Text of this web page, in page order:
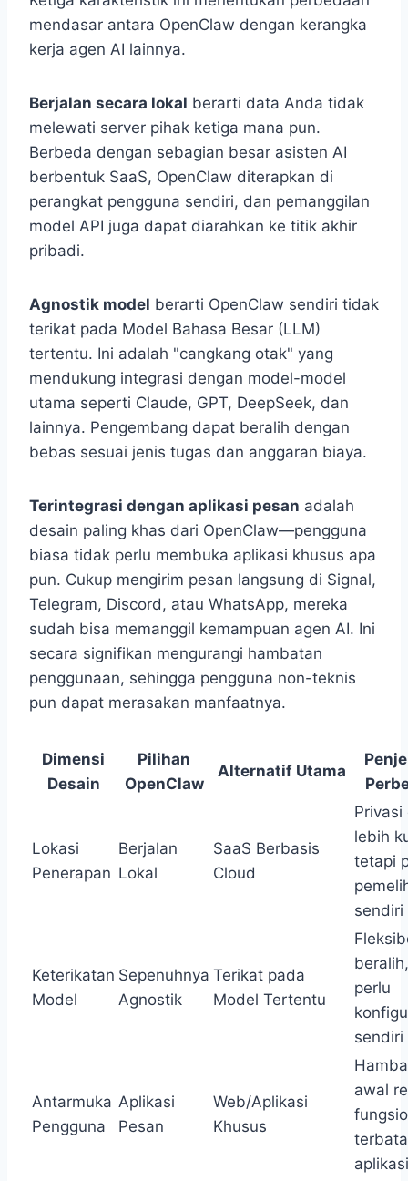
mendasar antara OpenClaw dengan kerangka
kerja agen AI lainnya.
Berjalan secara lokal berarti data Anda tidak
melewati server pihak ketiga mana pun.
Berbeda dengan sebagian besar asisten AI
berbentuk SaaS, OpenClaw diterapkan di
perangkat pengguna sendiri, dan pemanggilan
model API juga dapat diarahkan ke titik akhir
pribadi.
Agnostik model berarti OpenClaw sendiri tidak
terikat pada Model Bahasa Besar (LLM)
tertentu. Ini adalah "cangkang otak" yang
mendukung integrasi dengan model-model
utama seperti Claude, GPT, DeepSeek, dan
lainnya. Pengembang dapat beralih dengan
bebas sesuai jenis tugas dan anggaran biaya.
Terintegrasi dengan aplikasi pesan adalah
desain paling khas dari OpenClaw—pengguna
biasa tidak perlu membuka aplikasi khusus apa
pun. Cukup mengirim pesan langsung di Signal,
Telegram, Discord, atau WhatsApp, mereka
sudah bisa memanggil kemampuan agen AI. Ini
secara signifikan mengurangi hambatan
penggunaan, sehingga pengguna non-teknis
pun dapat merasakan manfaatnya.
Dimensi
Desain
Pilihan
OpenClaw
Alternatif Utama
Lokasi
Penerapan
Berjalan
Lokal
SaaS Berbasis
Cloud
Privasi
lebih
tetapi
sendiri
Keterikatan
Model
Sepenuhnya
Agnostik
Terikat pada
Model Tertentu
perlu
sendiri
Antarmuka
Pengguna
Aplikasi
Pesan
Web/Aplikasi
Khusus
awal